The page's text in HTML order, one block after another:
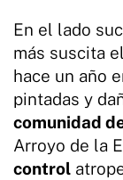
En el lado
más suscita
hace un año
pintadas y
comunidad
Arroyo de la
control